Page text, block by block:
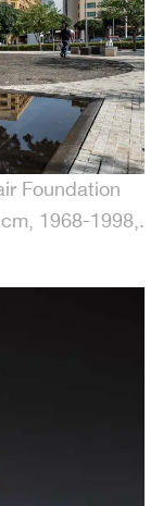
Foundation
1968-1998,